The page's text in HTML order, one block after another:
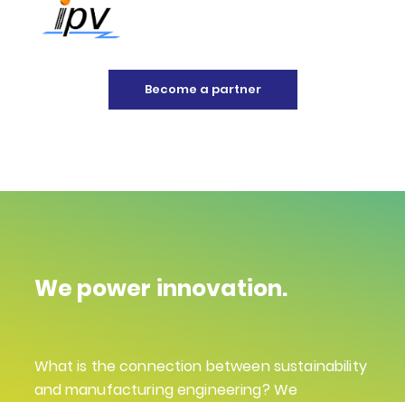
Become a partner
We power innovation.
What is the connection between sustainability
and manufacturing engineering? We